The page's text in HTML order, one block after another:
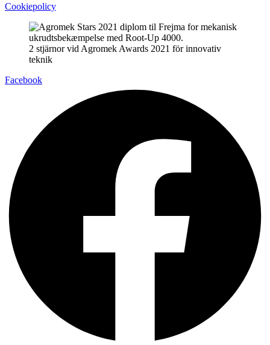
Cookiepolicy
2 stjärnor vid Agromek Awards 2021 för innovativ
teknik
Facebook